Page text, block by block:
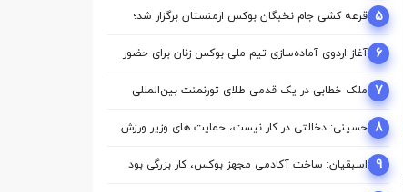
5 قرعه‌ کشی جام نخبگان بوکس ارمنستان برگزار شد؛
6 آغاز اردوی آماده‌سازی تیم ملی بوکس زنان برای حضور
7 ملک‌ خطابی در یک قدمی طلای تورنمنت بین‌المللی
8 حسینی: دخالتی در کار نیست، حمایت های وزیر ورزش
حمایت دنیا مالی صاحب خانه می شود
9
اسبقیان: ساخت آکادمی مجهز بوکس، کار بزرگی بود